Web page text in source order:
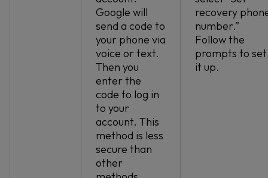
Google will
send a code to
your phone via
voice or text.
Then you
enter the
code to log in
to your
account. This
method is less
secure than
other
recovery
number.”
Follow the
prompts to set
it up.